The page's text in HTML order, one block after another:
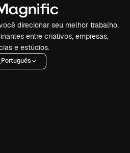
direcionar seu melhor trabalho.
entre criativos, empresas,
e estúdios.
Português